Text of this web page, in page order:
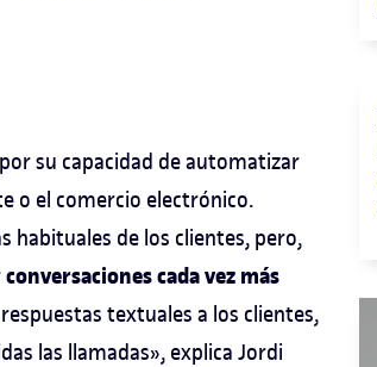
su capacidad de automatizar
o el comercio electrónico.
habituales de los clientes, pero,
conversaciones cada vez más
textuales a los clientes,
las llamadas», explica Jordi